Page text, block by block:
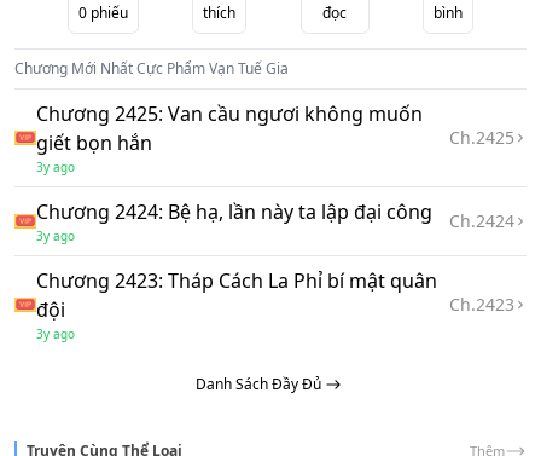
0 phiếu
thích
đọc
bình
Chương Mới NhấtCực Phẩm Vạn Tuế Gia
Chương 2425: Van cầu ngươi không muốn
giết bọn hắn
3y ago
Ch.2425
Chương 2424: Bệ hạ, lần này ta lập đại công
3y ago
Ch.2424
Chương 2423: Tháp Cách La Phỉ bí mật quân
đội
3y ago
Ch.2423
Danh Sách Đầy Đủ
Truyện Cùng Thể Loại Thêm